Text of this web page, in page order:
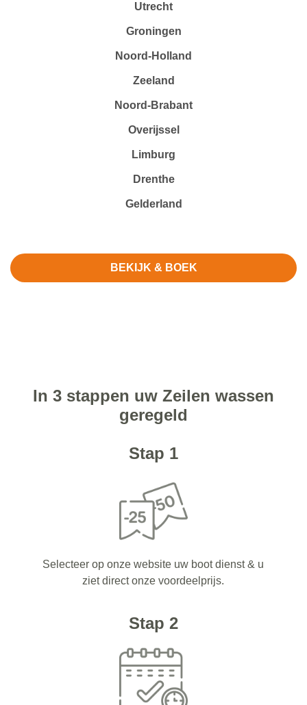
Utrecht
Groningen
Noord-Holland
Zeeland
Noord-Brabant
Overijssel
Limburg
Drenthe
Gelderland
BEKIJK & BOEK
In 3 stappen uw Zeilen wassen
geregeld
Stap 1
Selecteer op onze website uw boot dienst & u
ziet direct onze voordeelprijs.
Stap 2